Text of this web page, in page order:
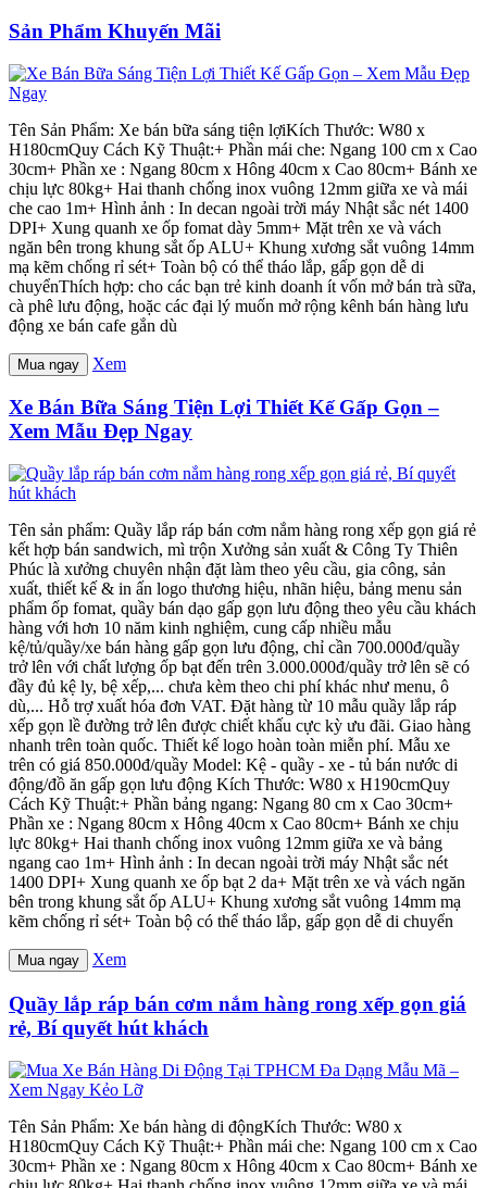
Sản Phẩm Khuyến Mãi
Tên Sản Phẩm: Xe bán bữa sáng tiện lợiKích Thước: W80 x
H180cmQuy Cách Kỹ Thuật:+ Phần mái che: Ngang 100 cm x Cao
30cm+ Phần xe : Ngang 80cm x Hông 40cm x Cao 80cm+ Bánh xe
chịu lực 80kg+ Hai thanh chống inox vuông 12mm giữa xe và mái
che cao 1m+ Hình ảnh : In decan ngoài trời máy Nhật sắc nét 1400
DPI+ Xung quanh xe ốp fomat dày 5mm+ Mặt trên xe và vách
ngăn bên trong khung sắt ốp ALU+ Khung xương sắt vuông 14mm
mạ kẽm chống rỉ sét+ Toàn bộ có thể tháo lắp, gấp gọn dễ di
chuyểnThích hợp: cho các bạn trẻ kinh doanh ít vốn mở bán trà sữa,
cà phê lưu động, hoặc các đại lý muốn mở rộng kênh bán hàng lưu
động xe bán cafe gắn dù
Mua ngay Xem
Xe Bán Bữa Sáng Tiện Lợi Thiết Kế Gấp Gọn –
Xem Mẫu Đẹp Ngay
Tên sản phẩm: Quầy lắp ráp bán cơm nắm hàng rong xếp gọn giá rẻ
kết hợp bán sandwich, mì trộn Xưởng sản xuất & Công Ty Thiên
Phúc là xưởng chuyên nhận đặt làm theo yêu cầu, gia công, sản
xuất, thiết kế & in ấn logo thương hiệu, nhãn hiệu, bảng menu sản
phẩm ốp fomat, quầy bán dạo gấp gọn lưu động theo yêu cầu khách
hàng với hơn 10 năm kinh nghiệm, cung cấp nhiều mẫu
kệ/tủ/quầy/xe bán hàng gấp gọn lưu động, chỉ cần 700.000đ/quầy
trở lên với chất lượng ốp bạt đến trên 3.000.000đ/quầy trở lên sẽ có
đầy đủ kệ ly, bệ xếp,... chưa kèm theo chi phí khác như menu, ô
dù,... Hỗ trợ xuất hóa đơn VAT. Đặt hàng từ 10 mẫu quầy lắp ráp
xếp gọn lề đường trở lên được chiết khấu cực kỳ ưu đãi. Giao hàng
nhanh trên toàn quốc. Thiết kế logo hoàn toàn miễn phí. Mẫu xe
trên có giá 850.000đ/quầy Model: Kệ - quầy - xe - tủ bán nước di
động/đồ ăn gấp gọn lưu động Kích Thước: W80 x H190cmQuy
Cách Kỹ Thuật:+ Phần bảng ngang: Ngang 80 cm x Cao 30cm+
Phần xe : Ngang 80cm x Hông 40cm x Cao 80cm+ Bánh xe chịu
lực 80kg+ Hai thanh chống inox vuông 12mm giữa xe và bảng
ngang cao 1m+ Hình ảnh : In decan ngoài trời máy Nhật sắc nét
1400 DPI+ Xung quanh xe ốp bạt 2 da+ Mặt trên xe và vách ngăn
bên trong khung sắt ốp ALU+ Khung xương sắt vuông 14mm mạ
kẽm chống rỉ sét+ Toàn bộ có thể tháo lắp, gấp gọn dễ di chuyển
Mua ngay Xem
Quầy lắp ráp bán cơm nắm hàng rong xếp gọn giá
rẻ, Bí quyết hút khách
Tên Sản Phẩm: Xe bán hàng di độngKích Thước: W80 x
H180cmQuy Cách Kỹ Thuật:+ Phần mái che: Ngang 100 cm x Cao
30cm+ Phần xe : Ngang 80cm x Hông 40cm x Cao 80cm+ Bánh xe